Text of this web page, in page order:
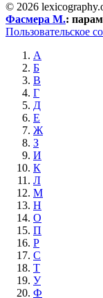
© 2026
Фасмера М.:
Пользовательское
А
Б
В
Г
Д
Е
Ж
З
И
К
Л
М
Н
О
П
Р
С
Т
У
Ф